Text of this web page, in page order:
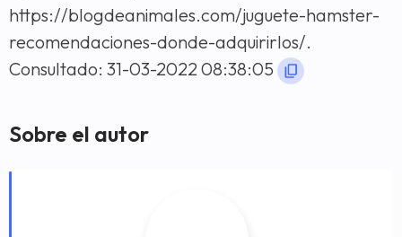
https://blogdeanimales.com/juguete-hamster-
recomendaciones-donde-adquirirlos/.
Consultado: 31-03-2022 08:38:05
Sobre el autor